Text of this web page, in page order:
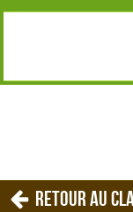
Retour au